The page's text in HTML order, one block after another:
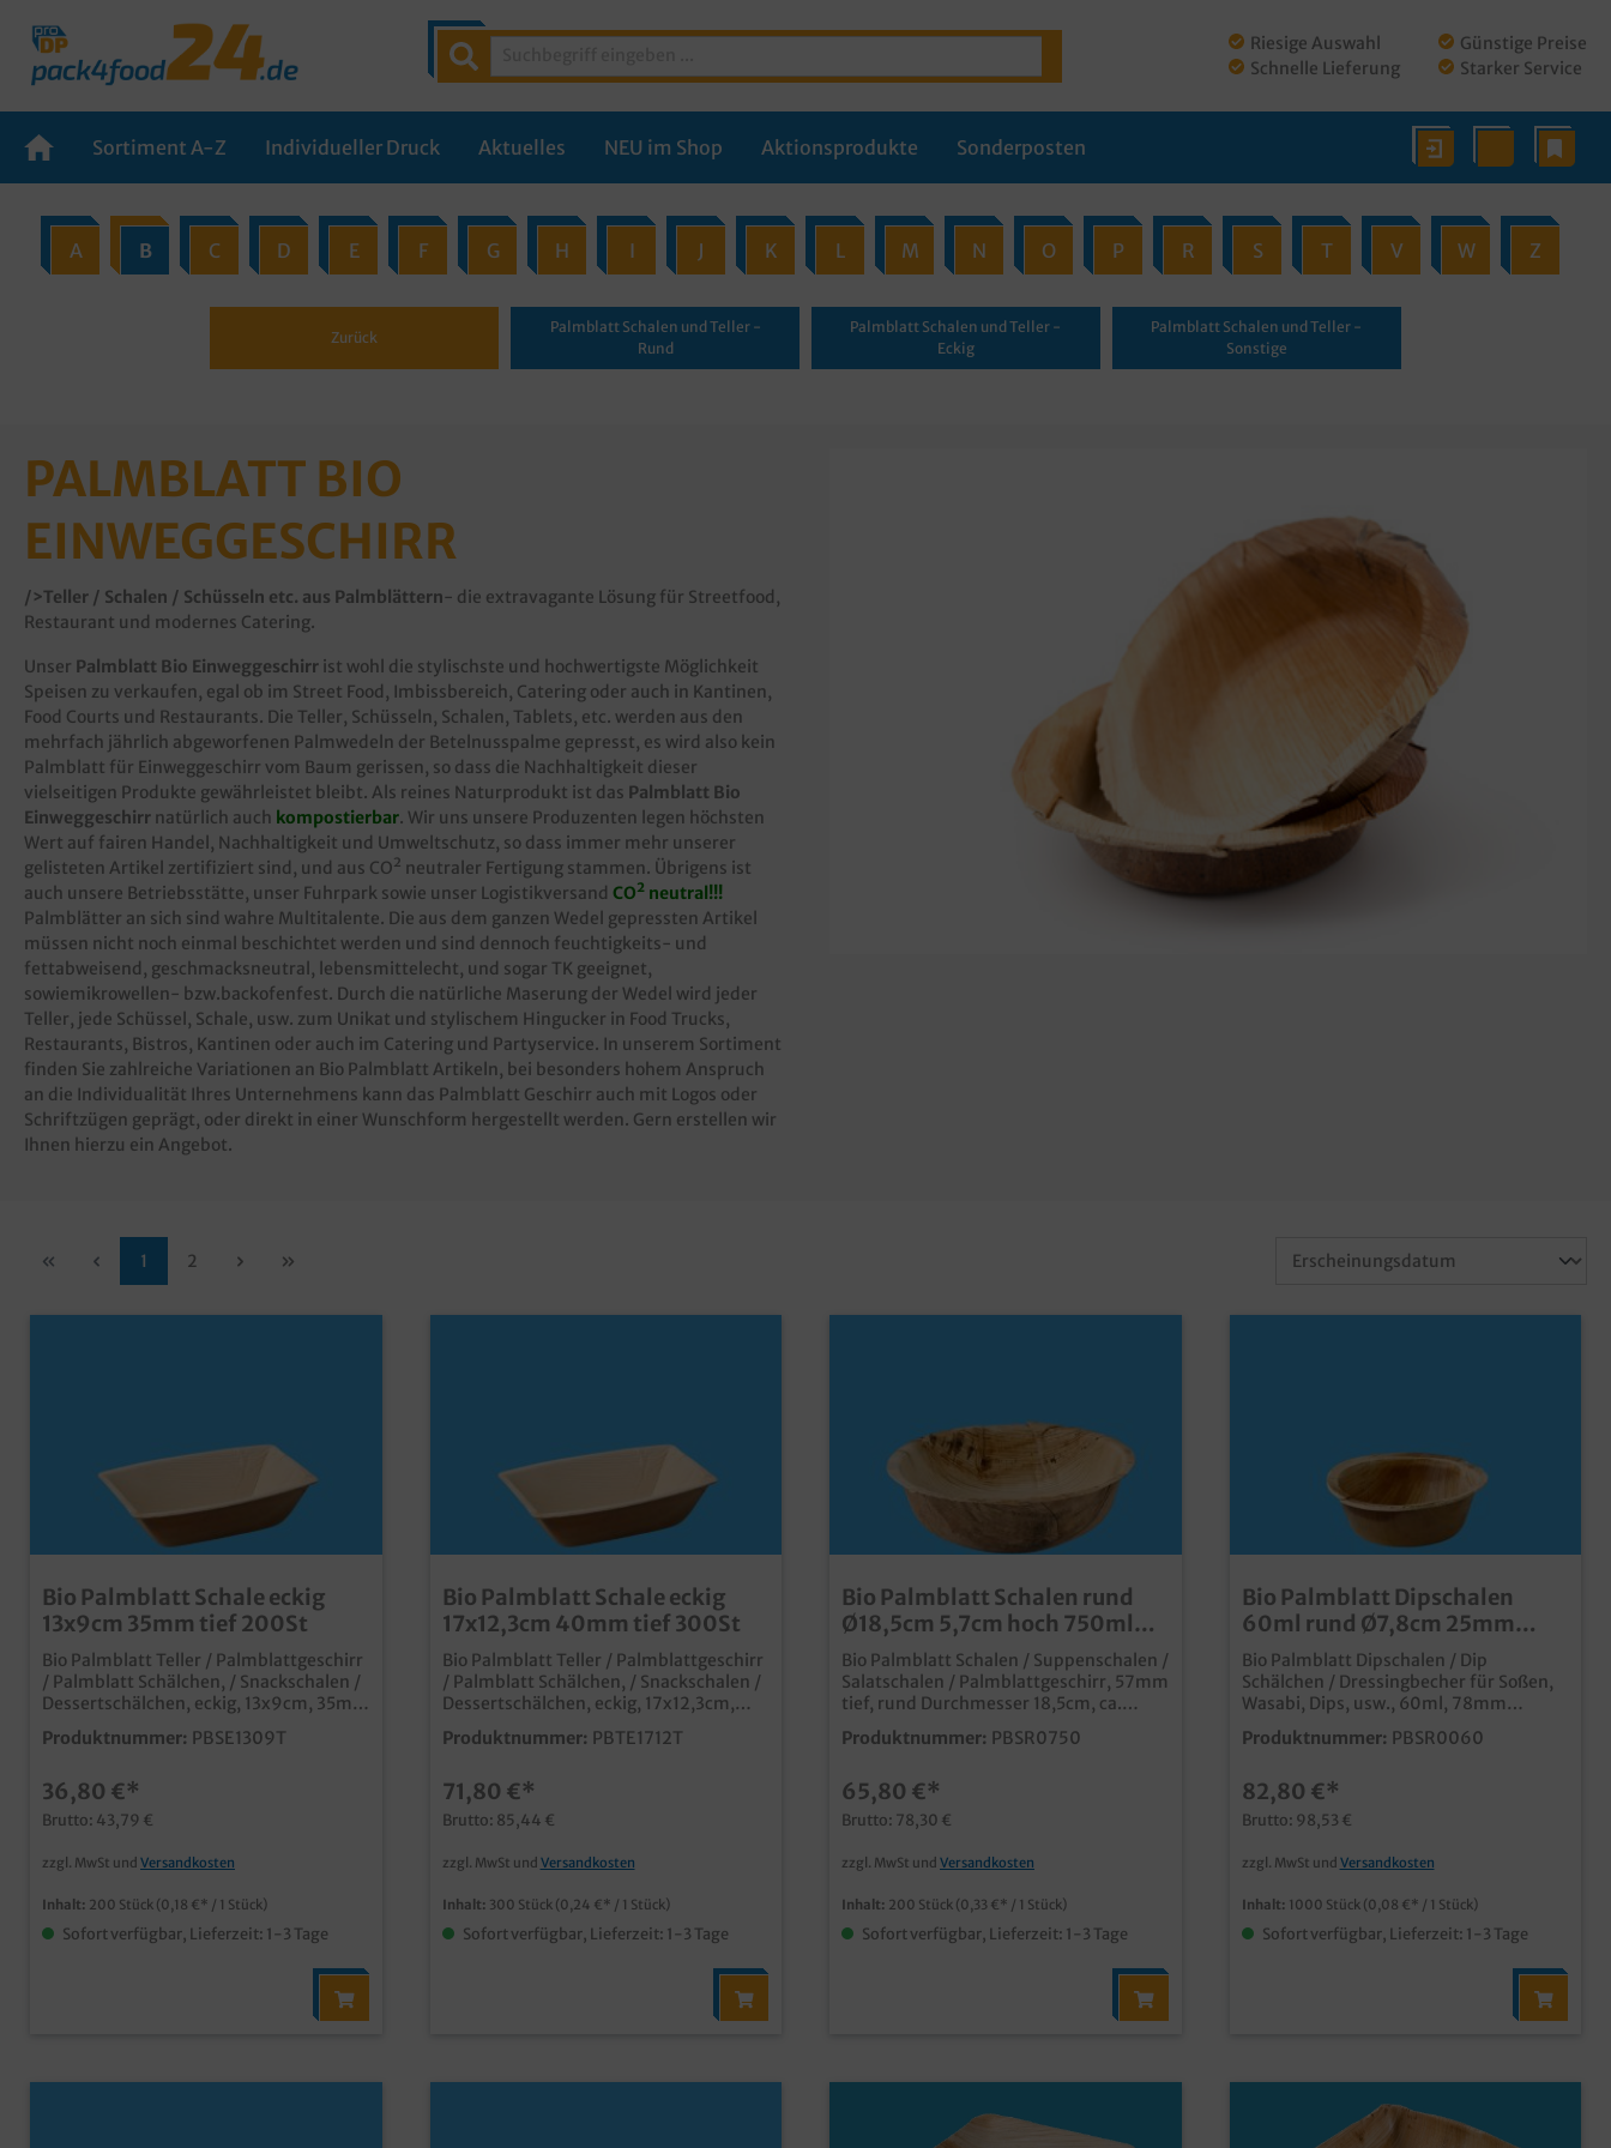
Riesige Auswahl
Schnelle Lieferung
Günstige Preise
Starker Service
Sortiment A-Z Individueller Druck Aktuelles NEU im Shop Aktionsprodukte Sonderposten
A B C D E F G H I J K L M N O P R S T V W Z
Zurück
Palmblatt Schalen und Teller -
Rund
Palmblatt Schalen und Teller -
Eckig
Palmblatt Schalen und Teller -
Sonstige
PALMBLATT BIO
EINWEGGESCHIRR
/>Teller / Schalen / Schüsseln etc. aus Palmblättern- die extravagante Lösung für Streetfood,
Restaurant und modernes Catering.
Unser Palmblatt Bio Einweggeschirr ist wohl die stylischste und hochwertigste Möglichkeit
Speisen zu verkaufen, egal ob im Street Food, Imbissbereich, Catering oder auch in Kantinen,
Food Courts und Restaurants. Die Teller, Schüsseln, Schalen, Tablets, etc. werden aus den
mehrfach jährlich abgeworfenen Palmwedeln der Betelnusspalme gepresst, es wird also kein
Palmblatt für Einweggeschirr vom Baum gerissen, so dass die Nachhaltigkeit dieser
vielseitigen Produkte gewährleistet bleibt. Als reines Naturprodukt ist das Palmblatt Bio
Einweggeschirr natürlich auch kompostierbar. Wir uns unsere Produzenten legen höchsten
Wert auf fairen Handel, Nachhaltigkeit und Umweltschutz, so dass immer mehr unserer
gelisteten Artikel zertifiziert sind, und aus CO² neutraler Fertigung stammen. Übrigens ist
auch unsere Betriebsstätte, unser Fuhrpark sowie unser Logistikversand CO² neutral!!!
Palmblätter an sich sind wahre Multitalente. Die aus dem ganzen Wedel gepressten Artikel
müssen nicht noch einmal beschichtet werden und sind dennoch feuchtigkeits- und
fettabweisend, geschmacksneutral, lebensmittelecht, und sogar TK geeignet,
sowiemikrowellen- bzw.backofenfest. Durch die natürliche Maserung der Wedel wird jeder
Teller, jede Schüssel, Schale, usw. zum Unikat und stylischem Hingucker in Food Trucks,
Restaurants, Bistros, Kantinen oder auch im Catering und Partyservice. In unserem Sortiment
finden Sie zahlreiche Variationen an Bio Palmblatt Artikeln, bei besonders hohem Anspruch
an die Individualität Ihres Unternehmens kann das Palmblatt Geschirr auch mit Logos oder
Schriftzügen geprägt, oder direkt in einer Wunschform hergestellt werden. Gern erstellen wir
Ihnen hierzu ein Angebot.
1 2
Bio Palmblatt Schale eckig
13x9cm 35mm tief 200St
Bio Palmblatt Teller / Palmblattgeschirr
/ Palmblatt Schälchen, / Snackschalen /
Dessertschälchen, eckig, 13x9cm, 35mm
tief, 200 Stück im Karton
qualitative und stylische Palmblatt
und Snacks aus unbeschichtetem
Palmblattmaterial typische und
dekorative Blattmaserung biologisch
abbaubar (DIN13432) fett- und
feuchtigkeitsresistent bis ca. 30min vor
Verzehr individuelle Prägung oder Form
Produktnummer: PBSE1309T
36,80 €*
Brutto: 43,79 €
zzgl. MwSt und Versandkosten
Inhalt: 200 Stück (0,18 €* / 1 Stück)
Sofort verfügbar, Lieferzeit: 1-3 Tage
Bio Palmblatt Schale eckig
17x12,3cm 40mm tief 300St
Bio Palmblatt Teller / Palmblattgeschirr
/ Palmblatt Schälchen, / Snackschalen /
Dessertschälchen, eckig, 17x12,3cm,
40mm tief, ca. 400ml Inhalt, 300 Stück
im Karton qualitative und stylische
Fingerfood und Snacks aus
unbeschichtetem Palmblattmaterial
typische und dekorative Blattmaserung
biologisch abbaubar (DIN13432) fett-
und feuchtigkeitsresistent bis ca.
30min vor Verzehr individuelle Prägung
oder Form möglich
Produktnummer: PBTE1712T
71,80 €*
Brutto: 85,44 €
zzgl. MwSt und Versandkosten
Inhalt: 300 Stück (0,24 €* / 1 Stück)
Sofort verfügbar, Lieferzeit: 1-3 Tage
Bio Palmblatt Schalen rund
Ø18,5cm 5,7cm hoch 750ml
200St
Bio Palmblatt Schalen / Suppenschalen /
Salatschalen / Palmblattgeschirr, 57mm
tief, rund Durchmesser 18,5cm, ca.
750ml (randvoll), 200 Stück im Karton
qualitative und
Suppenschale oder Salatschüssel aus
unbeschichtetem Palmblattmaterial
typische und dekorative Blattmaserung
biologisch abbaubar (DIN13432) fett-
und feuchtigkeitsresistent ca. 30min
vor Verzehr individuelle Prägung oder
Produktnummer: PBSR0750
65,80 €*
Brutto: 78,30 €
zzgl. MwSt und Versandkosten
Inhalt: 200 Stück (0,33 €* / 1 Stück)
Sofort verfügbar, Lieferzeit: 1-3 Tage
Bio Palmblatt Dipschalen
60ml rund Ø7,8cm 25mm
hoch 1000St
Bio Palmblatt Dipschalen / Dip
Schälchen / Dressingbecher für Soßen,
Wasabi, Dips, usw., 60ml, 78mm
Durchmesser, 25mm hoch, 1000 Stück
im Karton qualitative und
Soßen, Dips, Wasabi und Dressings aus
unbeschichtetem Palmblattmaterial
typische und dekorative Blattmaserung
biologisch abbaubar (DIN13432) fett-
und feuchtigkeitsresistent individuelle
Prägung oder Form möglich
Produktnummer: PBSR0060
82,80 €*
Brutto: 98,53 €
zzgl. MwSt und Versandkosten
Inhalt: 1000 Stück (0,08 €* / 1 Stück)
Sofort verfügbar, Lieferzeit: 1-3 Tage